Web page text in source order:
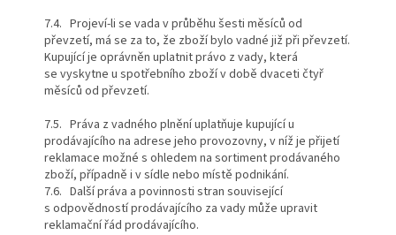
7.4. Projeví-li se vada v průběhu šesti měsíců od
převzetí, má se za to, že zboží bylo vadné již při převzetí.
Kupující je oprávněn uplatnit právo z vady, která
se vyskytne u spotřebního zboží v době dvaceti čtyř
měsíců od převzetí.
7.5. Práva z vadného plnění uplatňuje kupující u
prodávajícího na adrese jeho provozovny, v níž je přijetí
reklamace možné s ohledem na sortiment prodávaného
zboží, případně i v sídle nebo místě podnikání.
7.6. Další práva a povinnosti stran související
s odpovědností prodávajícího za vady může upravit
reklamační řád prodávajícího.